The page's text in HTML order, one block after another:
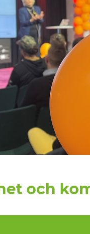
och